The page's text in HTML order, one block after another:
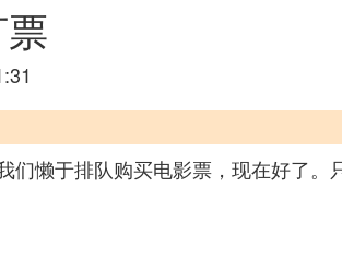
懒于排队购买电影票，现在好了。